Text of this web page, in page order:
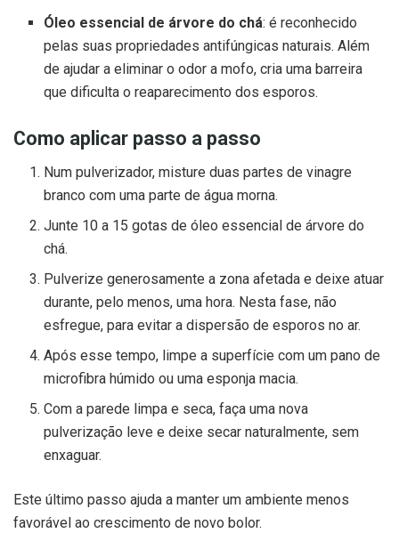
Óleo essencial de árvore do chá: é reconhecido
pelas suas propriedades antifúngicas naturais. Além
de ajudar a eliminar o odor a mofo, cria uma barreira
que dificulta o reaparecimento dos esporos.
Como aplicar passo a passo
Num pulverizador, misture duas partes de vinagre
branco com uma parte de água morna.
Junte 10 a 15 gotas de óleo essencial de árvore do
chá.
Pulverize generosamente a zona afetada e deixe atuar
durante, pelo menos, uma hora. Nesta fase, não
esfregue, para evitar a dispersão de esporos no ar.
Após esse tempo, limpe a superfície com um pano de
microfibra húmido ou uma esponja macia.
Com a parede limpa e seca, faça uma nova
pulverização leve e deixe secar naturalmente, sem
enxaguar.
Este último passo ajuda a manter um ambiente menos
favorável ao crescimento de novo bolor.